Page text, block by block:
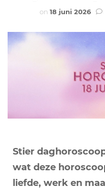
on 18 juni 2026
Stier
wat deze
liefde, werk en